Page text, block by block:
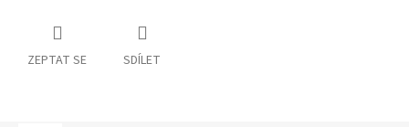
ZEPTAT SE SDÍLET